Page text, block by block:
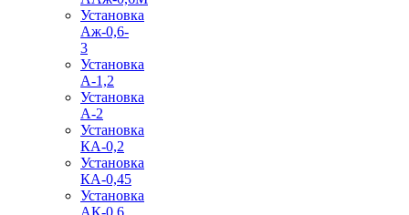
Установка
Аж-0,6-
3
Установка
А-1,2
Установка
А-2
Установка
КА-0,2
Установка
КА-0,45
Установка